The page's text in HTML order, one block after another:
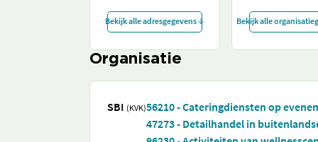
Bekijk alle adresgegevens Bekijk alle
Organisatie
SBI (KVK)56210 - Cateringdiensten op
47273 - Detailhandel in